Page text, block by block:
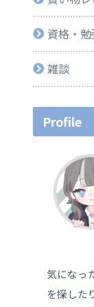
資格・勉
雑談
Profile
気になっ
を探した